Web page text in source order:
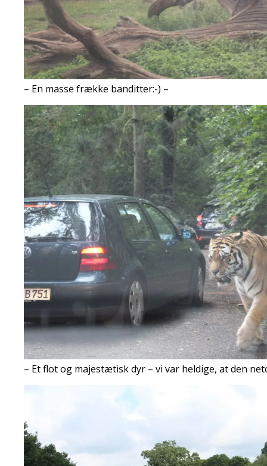
– En masse frække banditter:-) –
– Et flot og majestætisk dyr – vi var heldige, at den